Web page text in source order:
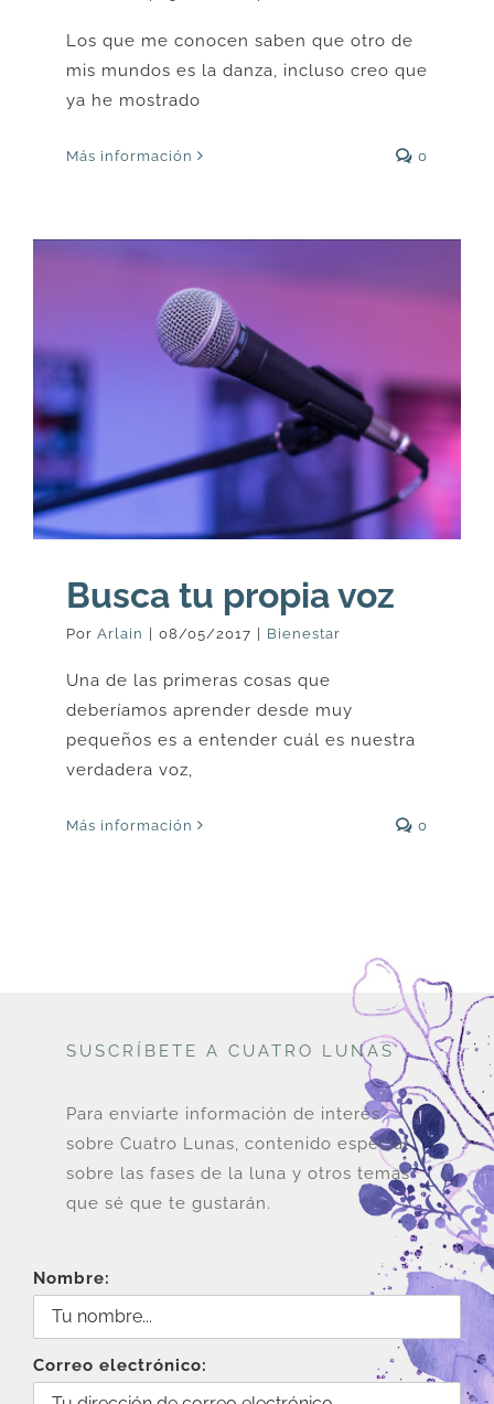
Los que me conocen saben que otro de
mis mundos es la danza, incluso creo que
ya he mostrado
Más información 0
Busca tu propia voz
Por Arlain | 08/05/2017 | Bienestar
Una de las primeras cosas que
deberíamos aprender desde muy
pequeños es a entender cuál es nuestra
verdadera voz,
Más información 0
SUSCRÍBETE A CUATRO LUNAS
Para enviarte información de interés
sobre Cuatro Lunas, contenido especial
sobre las fases de la luna y otros temas
que sé que te gustarán.
Nombre:
Correo electrónico: